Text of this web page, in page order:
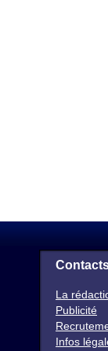
La
Publicité
Infos